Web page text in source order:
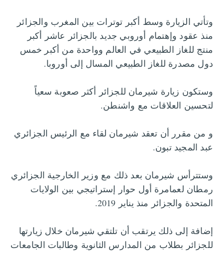
وتأتي الزيارة وسط أكبر توترات بين المغرب والجزائر
منذ عقود وإهتمام أوروبي جديد بالجزائر عاشر أكبر
منتج للغاز الطبيعي في العالم وواحدة من أكبر خمس
دول مصدرة للغاز الطبيعي المسال إلى أوروبا.
وستكون زيارة شيرمان للجزائر أكثر صعوبة سعياً
لتحسين العلاقات مع واشنطن.
و من مقرر أن تعقد شيرمان لقاء مع الرئيس الجزائري
عبد المجيد تبون.
وستترأس شيرمان بعد ذلك مع وزير الخارجية الجزائري
رمطان لعمامرة أول حوار إستراتيجي بين الولايات
المتحدة والجزائر منذ يناير 2019.
إضافة إلى ذلك يرتقب أن تلتقي شيرمان خلال زيارتها
للجزائر بطلاب من المدارس الثانوية وطالبات الجامعات